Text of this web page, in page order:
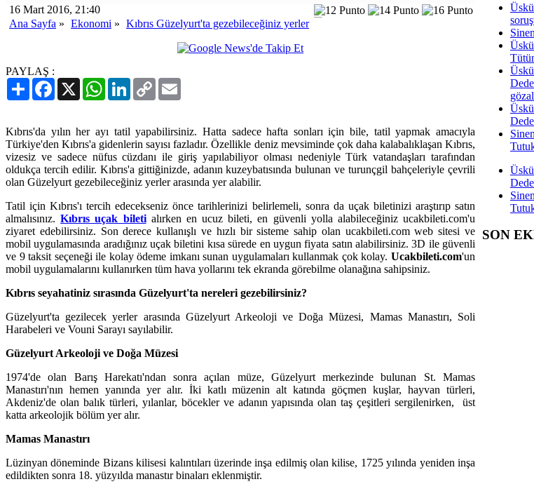
16 Mart 2016, 21:40
Ana Sayfa » Ekonomi » Kıbrıs Güzelyurt'ta gezebileceğiniz yerler
PAYLAŞ :
PaylaşFacebook
X WhatsAppLinkedIn
Copy
Link
Kıbrıs'da yılın her ayı tatil yapabilirsiniz. Hatta sadece hafta sonları için bile, tatil yapmak amacıyla
Türkiye'den Kıbrıs'a gidenlerin sayısı fazladır. Özellikle deniz mevsiminde çok daha kalabalıklaşan Kıbrıs,
vizesiz ve sadece nüfus cüzdanı ile giriş yapılabiliyor olması nedeniyle Türk vatandaşları tarafından
oldukça tercih edilir. Kıbrıs'a gittiğinizde, adanın kuzeybatısında bulunan ve turunçgil bahçeleriyle çevrili
olan Güzelyurt gezebileceğiniz yerler arasında yer alabilir.
Tatil için Kıbrıs'ı tercih edecekseniz önce tarihlerinizi belirlemeli, sonra da uçak biletinizi araştırıp satın
almalısınız.Kıbrıs uçak biletialırken en ucuz bileti, en güvenli yolla alabileceğiniz ucakbileti.com'u
ziyaret edebilirsiniz. Son derece kullanışlı ve hızlı bir sisteme sahip olan ucakbileti.com web sitesi ve
mobil uygulamasında aradığınız uçak biletini kısa sürede en uygun fiyata satın alabilirsiniz. 3D ile güvenli
ve 9 taksit seçeneği ile kolay ödeme imkanı sunan uygulamaları kullanmak çok kolay. Ucakbileti.com'un
mobil uygulamalarını kullanırken tüm hava yollarını tek ekranda görebilme olanağına sahipsiniz.
Kıbrıs seyahatiniz sırasında Güzelyurt'ta nereleri gezebilirsiniz?
Güzelyurt'ta gezilecek yerler arasında Güzelyurt Arkeoloji ve Doğa Müzesi, Mamas Manastırı, Soli
Harabeleri ve Vouni Sarayı sayılabilir.
Güzelyurt Arkeoloji ve Doğa Müzesi
1974'de olan Barış Harekatı'ndan sonra açılan müze, Güzelyurt merkezinde bulunan St. Mamas
Manastırı'nın hemen yanında yer alır. İki katlı müzenin alt katında göçmen kuşlar, hayvan türleri,
Akdeniz'de olan balık türleri, yılanlar, böcekler ve adanın yapısında olan taş çeşitleri sergilenirken, üst
katta arkeolojik bölüm yer alır.
Mamas Manastırı
Lüzinyan döneminde Bizans kilisesi kalıntıları üzerinde inşa edilmiş olan kilise, 1725 yılında yeniden inşa
edildikten sonra 18. yüzyılda manastır binaları eklenmiştir.
SON